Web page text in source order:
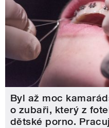
Byl až moc
o zubaři, který z
dětské porno.